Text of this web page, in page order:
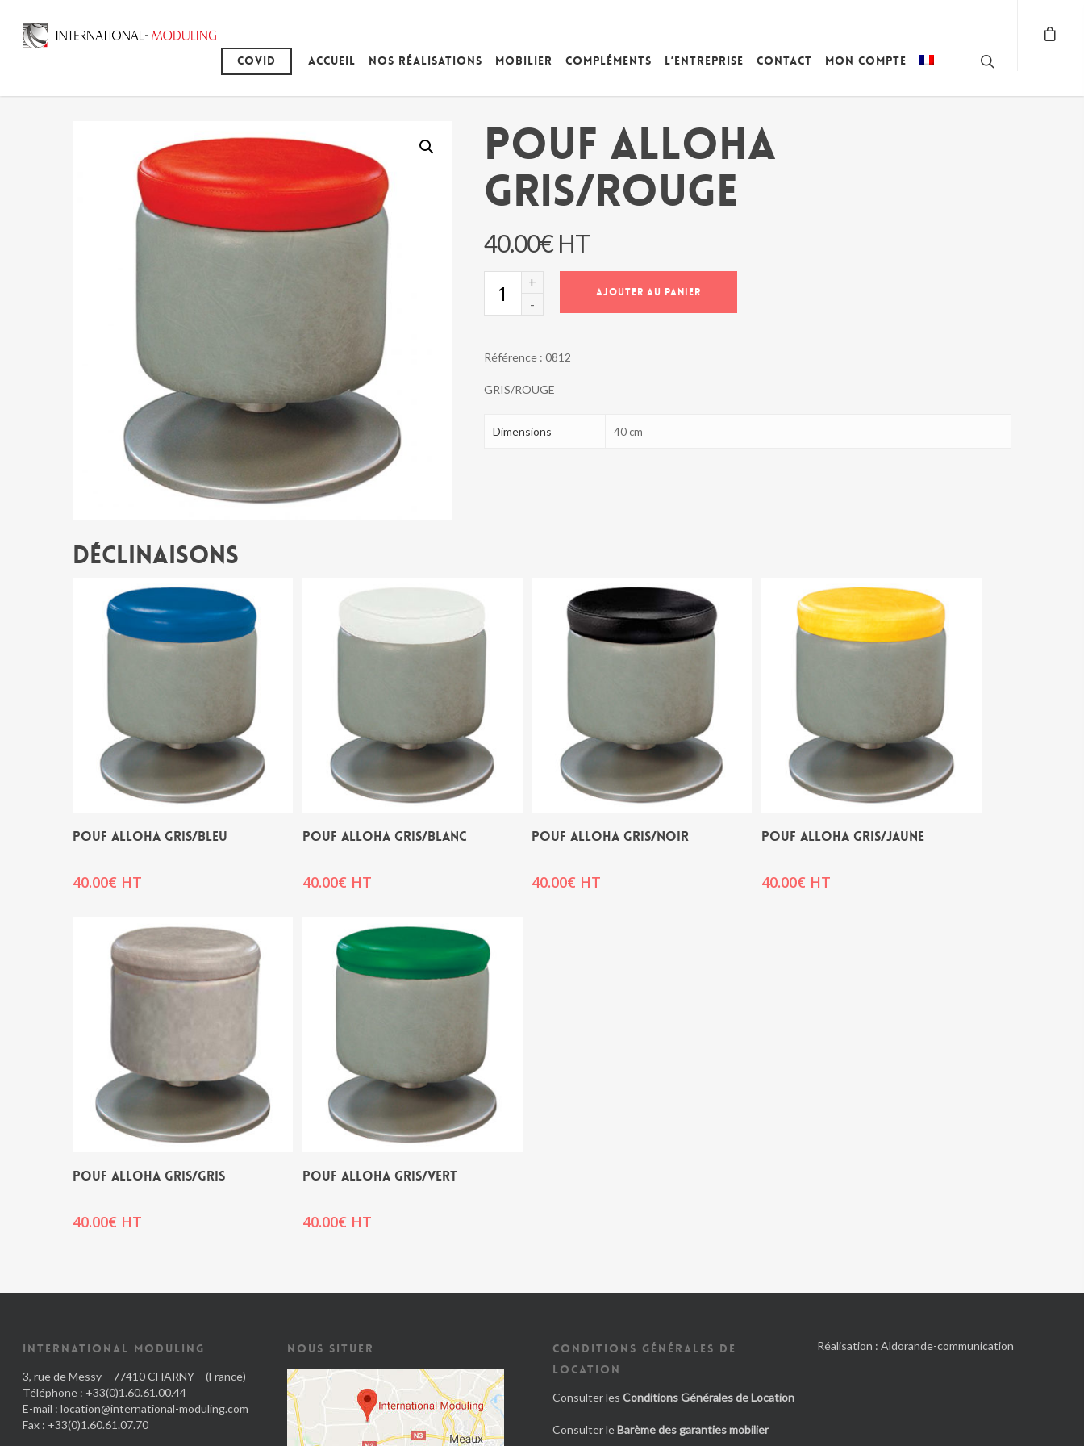
Covid Accueil Nos réalisations Mobilier Compléments L’entreprise Contact Mon compte
POUF ALLOHA
GRIS/ROUGE
40.00€ HT
AJOUTER AU PANIER
Référence : 0812
GRIS/ROUGE
Dimensions 40 cm
Déclinaisons
POUF ALLOHA GRIS/BLEU
40.00€ HT
POUF ALLOHA GRIS/BLANC
40.00€ HT
POUF ALLOHA GRIS/NOIR
40.00€ HT
POUF ALLOHA GRIS/JAUNE
40.00€ HT
POUF ALLOHA GRIS/GRIS
40.00€ HT
POUF ALLOHA GRIS/VERT
40.00€ HT
INTERNATIONAL MODULING
3, rue de Messy – 77410 CHARNY – (France)
Téléphone : +33(0)1.60.61.00.44
E-mail : location@international-moduling.com
Fax : +33(0)1.60.61.07.70
NOUS SITUER
CONDITIONS GÉNÉRALES DE
LOCATION
Consulter les Conditions Générales de Location
Consulter leBarème des garanties mobilier
Réalisation :Aldorande-communication